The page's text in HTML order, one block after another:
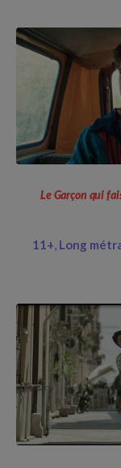
Le Garçon qui
11+ Long